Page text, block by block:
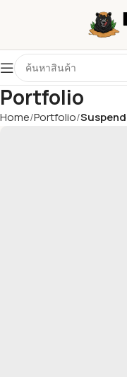
Portfolio
Home Portfolio